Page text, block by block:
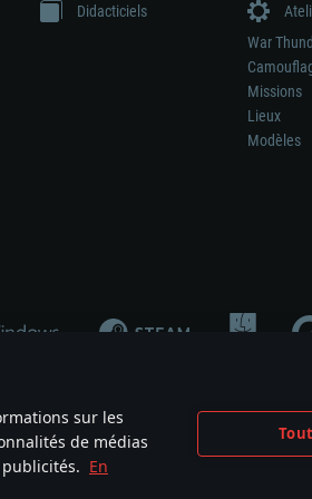
sur les
de médias
En
Didacticiels
War
Missions
Lieux
Modèles
signifie pas la participation au
are the property of their respective owners.